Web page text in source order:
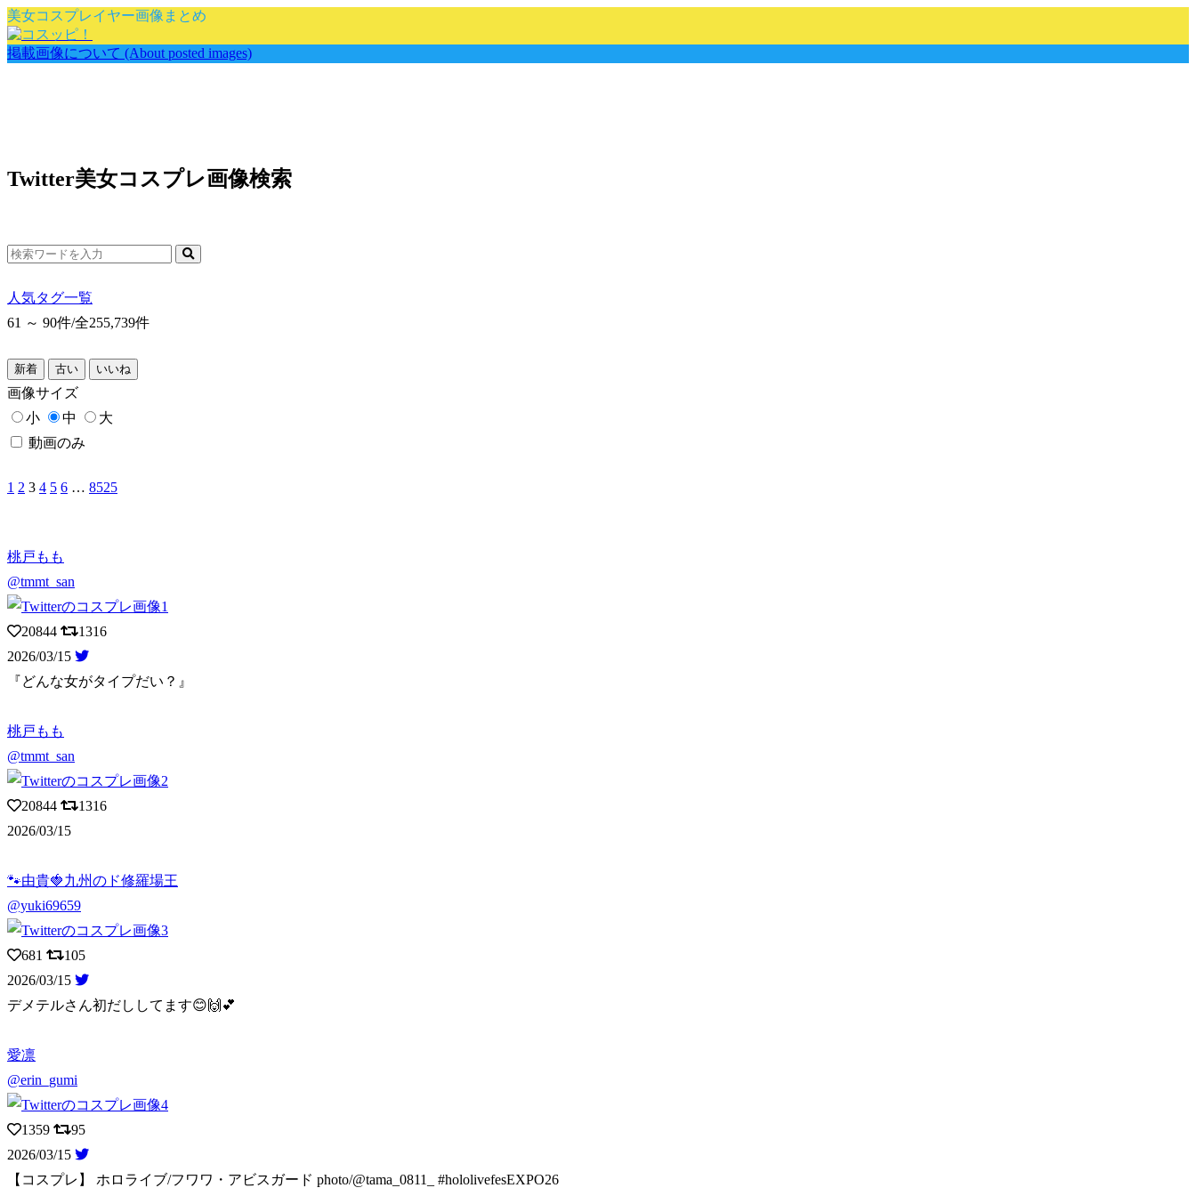
美女コスプレイヤー画像まとめ
掲載画像について (About posted images)
Twitter美女コスプレ画像検索
人気タグ一覧
61 ～ 90件/全255,739件
新着 古い いいね
画像サイズ
小
中
大
動画のみ
1 2 3 4 5 6 … 8525
桃戸もも
@tmmt_san
20844
1316
2026/03/15
『どんな女がタイプだい？』
桃戸もも
@tmmt_san
20844
1316
2026/03/15
🐾由貴🍓九州のド修羅場王
@yuki69659
681
105
2026/03/15
デメテルさん初だししてます😊🙌💕
愛凛
@erin_gumi
1359
95
2026/03/15
【コスプレ】 ホロライブ/フワワ・アビスガード photo/@tama_0811_ #hololivefesEXPO26